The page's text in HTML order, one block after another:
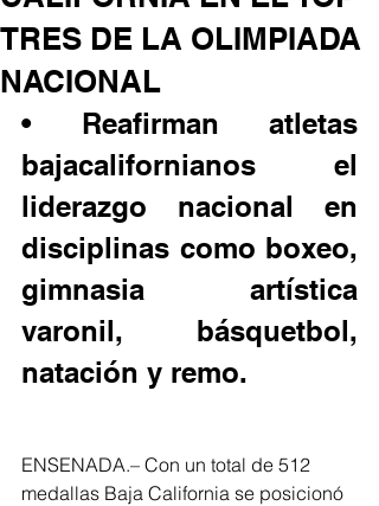
TRES DE LA OLIMPIADA
NACIONAL
• Reafirman atletas
bajacalifornianos el
liderazgo nacional en
disciplinas como boxeo,
gimnasia artística
varonil, básquetbol,
natación y remo.
ENSENADA.– Con un total de 512
medallas Baja California se posicionó